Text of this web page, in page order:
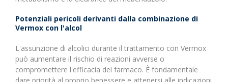
Potenziali pericoli derivanti dalla combinazione di
Vermox con l'alcol
L'assunzione di alcolici durante il trattamento con Vermox
può aumentare il rischio di reazioni avverse o
compromettere l'efficacia del farmaco. È fondamentale